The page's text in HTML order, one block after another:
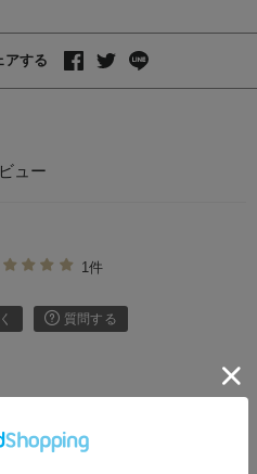
アする
ュー
1件
質問する